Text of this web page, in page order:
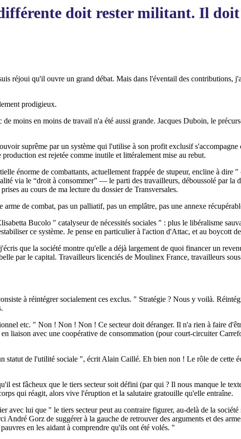
doit rester militant. Il
réjoui qu'il ouvre un grand débat. Mais dans l'éventail des contributions,
prodigieux.
de moins en moins de travail n'a été aussi grande. Jacques Duboin, le
suprême par un système qui l'utilise à son profit exclusif s'accompagne
est rejetée comme inutile et littéralement mise au rebut.
énorme de combattants, actuellement frappée de stupeur, encline à
via le “droit à consommer” — le parti des travailleurs, déboussolé par la
au cours de ma lecture du dossier de Transversales.
de combat, pas un palliatif, pas un emplâtre, pas une annexe
Bucolo " catalyseur de nécessités sociales " : plus le libéralisme
ce système. Je pense en particulier à l'action d'Attac, et au boycott
que la société montre qu'elle a déjà largement de quoi financer un
par le capital. Travailleurs licenciés de Moulinex France, travailleurs
à réintégrer socialement ces exclus. " Stratégie ? Nous y voilà.
etc. " Non ! Non ! Non ! Ce secteur doit déranger. Il n'a rien à faire
liaison avec une coopérative de consommation (pour court-circuiter
de l'utilité sociale ", écrit Alain Caillé. Eh bien non ! Le rôle de cette
est fâcheux que le tiers secteur soit défini (par qui ? Il nous manque le
qui réagit, alors vive l'éruption et la salutaire gratouille qu'elle entraîne.
lui que " le tiers secteur peut au contraire figurer, au-delà de la
Gorz de suggérer à la gauche de retrouver des arguments et des
en les aidant à comprendre qu'ils ont été volés. "